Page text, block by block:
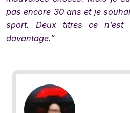
pas encore 30 ans et je
sport. Deux titres ce n’est
davantage.”